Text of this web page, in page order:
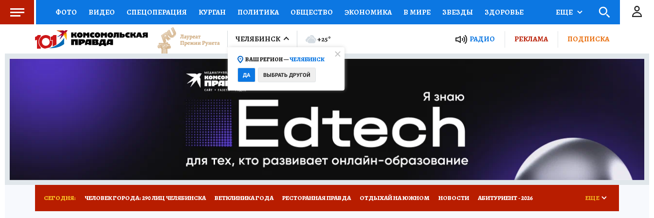
ФОТО ВИДЕО СПЕЦОПЕРАЦИЯ КУРГАН ПОЛИТИКА ОБЩЕСТВО ЭКОНОМИКА В МИРЕ ЗВЕЗДЫ ЗДОРОВЬЕ
СОЦПОДДЕРЖКА НАУКА СПОРТ КОЛУМНИСТЫ ПРОИСШЕСТВИЯ НАЦИОНАЛЬНЫЕ ПРОЕКТЫ РОССИИ
ВЫБОР ЭКСПЕРТОВ ДОКТОР ФИНАНСЫ ОТКРЫВАЕМ МИР Я ЗНАЮ СЕМЬЯ ЖЕНСКИЕ СЕКРЕТЫ ПУТЕВОДИТЕЛЬ
ПРОГНОЗЫ НА СПОРТ ПРОМОКОДЫ СЕРИАЛЫ
ТЕЛЕВИЗОР КОЛЛЕКЦИИ КОНКУРСЫ ГИД ПОТРЕБИТЕЛЯ
НОВОЕ НА САЙТЕ
ЕЩЕ
ЧЕЛЯБИНСК
ВАШ РЕГИОН —ЧЕЛЯБИНСК
ДА ВЫБРАТЬ ДРУГОЙ
+25° РАДИО РЕКЛАМА ПОДПИСКА
СЕГОДНЯ: ЧЕЛОВЕК ГОРОДА: 290 ЛИЦ ЧЕЛЯБИНСКА ВЕТКЛИНИКА ГОДА РЕСТОРАННАЯ ПРАВДА ОТДЫХАЙ НА ЮЖНОМ НОВОСТИ АБИТУРИЕНТ - 2026 ЕЩЕ